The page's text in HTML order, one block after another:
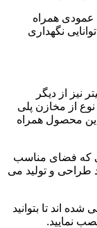
عمودی همراه
نگهداری
مکعبی تا حجم 30 هزار لیتر نیز از دیگر
نوع از مخازن پلی
این محصول همراه
که فضای مناسب
طراحی و تولید می
اند تا بتوانید
نمایید.